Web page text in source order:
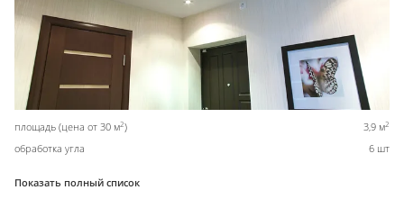
площадь (цена от 30 м2) 3,9 м2
обработка угла 6 шт
Показать полный список